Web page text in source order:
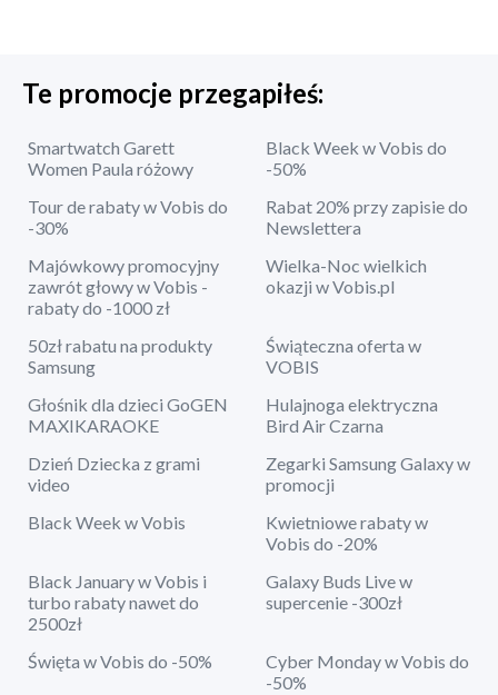
Te promocje przegapiłeś:
Smartwatch Garett
Women Paula różowy
Black Week w Vobis do
-50%
Tour de rabaty w Vobis do
-30%
Rabat 20% przy zapisie do
Newslettera
Majówkowy promocyjny
zawrót głowy w Vobis -
rabaty do -1000 zł
Wielka-Noc wielkich
okazji w Vobis.pl
50zł rabatu na produkty
Samsung
Świąteczna oferta w
VOBIS
Głośnik dla dzieci GoGEN
MAXIKARAOKE
Hulajnoga elektryczna
Bird Air Czarna
Dzień Dziecka z grami
video
Zegarki Samsung Galaxy w
promocji
Black Week w Vobis
Kwietniowe rabaty w
Vobis do -20%
Black January w Vobis i
turbo rabaty nawet do
2500zł
Galaxy Buds Live w
supercenie -300zł
Święta w Vobis do -50%
Cyber Monday w Vobis do
-50%